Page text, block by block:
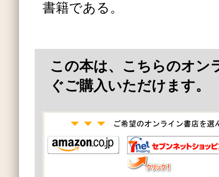
書籍である。
この本は、こちらのオン
ぐご購入いただけます。